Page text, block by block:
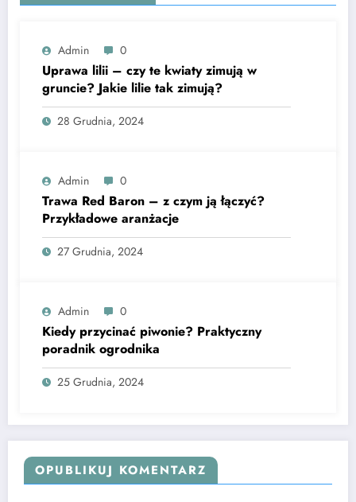
Admin 0
Uprawa lilii – czy te kwiaty zimują w
gruncie? Jakie lilie tak zimują?
28 Grudnia, 2024
Admin 0
Trawa Red Baron – z czym ją łączyć?
Przykładowe aranżacje
27 Grudnia, 2024
Admin 0
Kiedy przycinać piwonie? Praktyczny
poradnik ogrodnika
25 Grudnia, 2024
OPUBLIKUJ KOMENTARZ